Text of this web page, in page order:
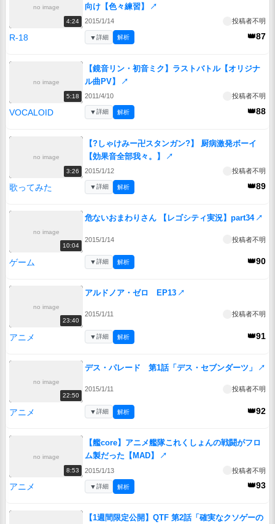
no image
4:24
向け【色々練習】
↗
2015/1/14 投稿者不明
R-18 👑87
▼詳細 解析
no image
5:18
【鏡音リン・初音ミク】ラストバトル【オリジナ
ル曲PV】
↗
2011/4/10 投稿者不明
VOCALOID 👑88
▼詳細 解析
no image
3:26
【?しゃけみー卍スタンガン?】 厨病激発ボーイ
【効果音全部我々。】
↗
2015/1/12 投稿者不明
歌ってみた 👑89
▼詳細 解析
no image
10:04
危ないおまわりさん 【レゴシティ実況】part34 ↗
2015/1/14 投稿者不明
ゲーム 👑90
▼詳細 解析
no image
23:40
アルドノア・ゼロ EP13 ↗
2015/1/11 投稿者不明
アニメ 👑91
▼詳細 解析
no image
22:50
デス・パレード 第1話「デス・セブンダーツ」 ↗
2015/1/11 投稿者不明
アニメ 👑92
▼詳細 解析
no image
8:53
【艦core】アニメ艦隊これくしょんの戦闘がフロ
ム製だった【MAD】
↗
2015/1/13 投稿者不明
アニメ 👑93
▼詳細 解析
【1週間限定公開】QTF 第2話「確実なクソゲーの